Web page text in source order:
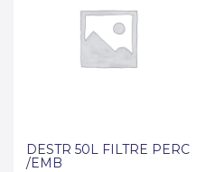
DESTR 50L FILTRE PERC
/EMB